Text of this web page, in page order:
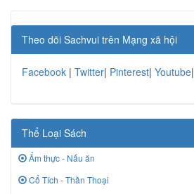
Theo dõi Sachvui trên Mạng xã hội
Facebook | Twitter| Pinterest| Youtube|
Thể Loại Sách
Ẩm thực - Nấu ăn
Cổ Tích - Thần Thoại